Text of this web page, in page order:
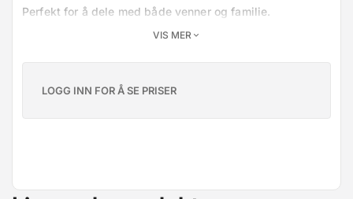
Perfekt for å dele med både venner og familie.
Sjokoladen er laget med kakao fra Rainforest Alliance-
VIS MER
LOGG INN FOR Å SE PRISER